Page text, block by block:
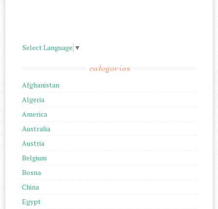
Select Language ▼
categories
Afghanistan
Algeria
America
Australia
Austria
Belgium
Bosna
China
Egypt